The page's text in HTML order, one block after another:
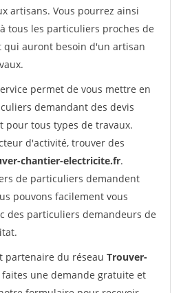
artisans. Vous pourrez ainsi
tous les particuliers proches de
qui auront besoin d'un artisan
permet de vous mettre en
demandant des devis
pour tous types de travaux.
d'activité, trouver des
chantier-electricite.fr.
de particuliers demandent
pouvons facilement vous
des particuliers demandeurs de
partenaire du réseau Trouver-
faites une demande gratuite et